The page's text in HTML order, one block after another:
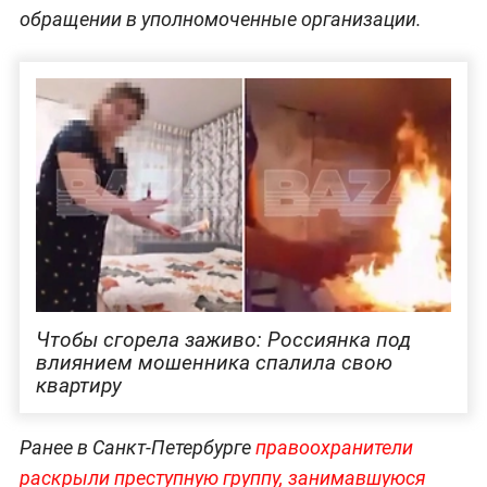
обращении в уполномоченные организации.
Чтобы сгорела заживо: Россиянка под
влиянием мошенника спалила свою
квартиру
Ранее в Санкт-Петербургеправоохранители
раскрыли преступную группу, занимавшуюся